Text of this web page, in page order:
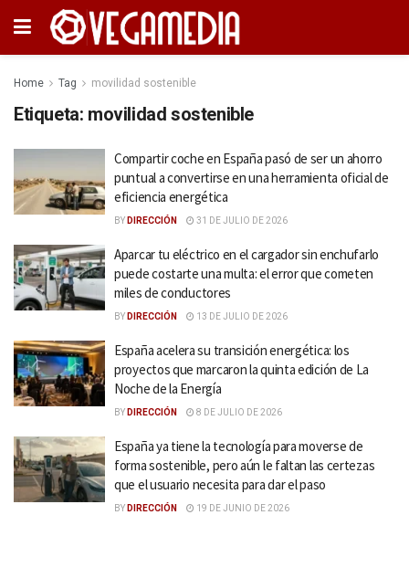
Home Tag movilidad sostenible
Etiqueta: movilidad sostenible
Compartir coche en España pasó de ser un ahorro
puntual a convertirse en una herramienta oficial de
eficiencia energética
BY DIRECCIÓN 31 DE JULIO DE 2026
Aparcar tu eléctrico en el cargador sin enchufarlo
puede costarte una multa: el error que cometen
miles de conductores
BY DIRECCIÓN 13 DE JULIO DE 2026
España acelera su transición energética: los
proyectos que marcaron la quinta edición de La
Noche de la Energía
BY DIRECCIÓN 8 DE JULIO DE 2026
España ya tiene la tecnología para moverse de
forma sostenible, pero aún le faltan las certezas
que el usuario necesita para dar el paso
BY DIRECCIÓN 19 DE JUNIO DE 2026